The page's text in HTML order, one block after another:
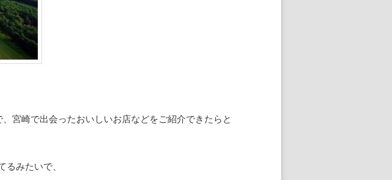
宮崎で出会ったおいしいお店などをご紹介できたらと
るみたいで、